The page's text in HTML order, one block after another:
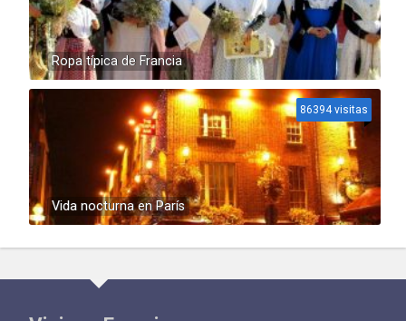
Ropa típica de Francia
Vida nocturna en París
86394 visitas